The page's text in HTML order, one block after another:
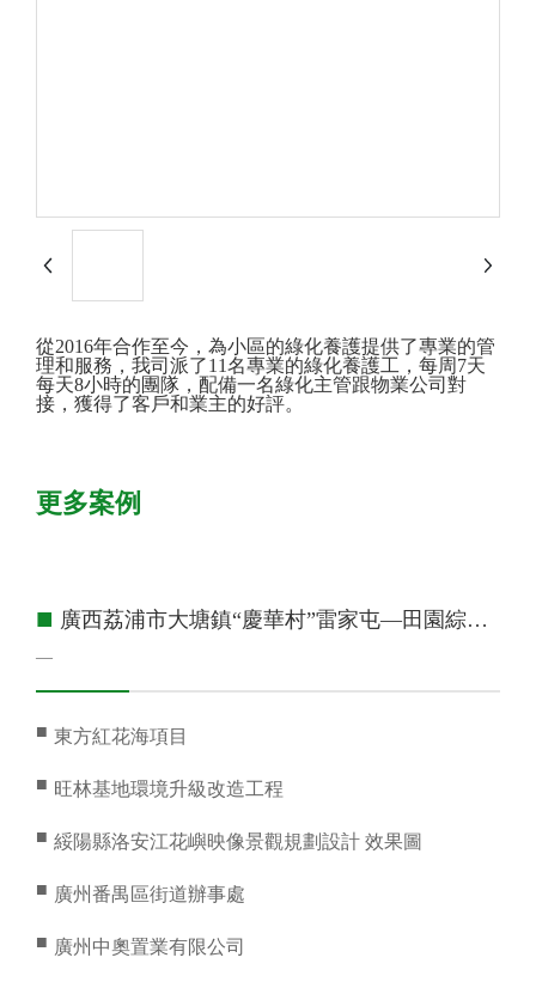
從2016年合作至今，為小區的綠化養護提供了專業的管
理和服務，我司派了11名專業的綠化養護工，每周7天
每天8小時的團隊，配備一名綠化主管跟物業公司對
接，獲得了客戶和業主的好評。
更多案例
■ 廣西荔浦市大塘鎮“慶華村”雷家屯—田園綜合
—
■ 東方紅花海項目
■ 旺林基地環境升級改造工程
■ 綏陽縣洛安江花嶼映像景觀規劃設計 效果圖
■ 廣州番禺區街道辦事處
■ 廣州中奧置業有限公司